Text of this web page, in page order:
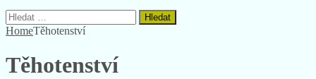
Vyhledávání
HomeTěhotenství
Těhotenství